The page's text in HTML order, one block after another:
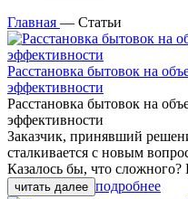
Главная — Статьи
Расстановка бытовок на
эффективности
Расстановка бытовок на
эффективности
Заказчик, принявший
сталкивается с новым
Казалось бы, что сложного?
подробнее